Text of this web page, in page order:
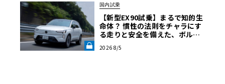
国内試乗
【新型EX90試乗】まるで知的生
命体？ 慣性の法則をチャラにす
る走りと安全を備えた、ボルボ
AB》
2026 8/5